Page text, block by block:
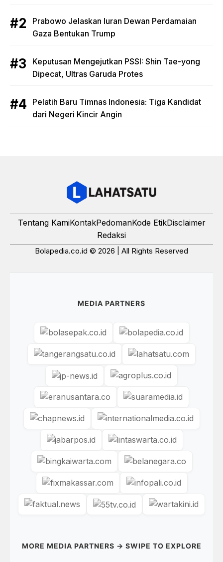
Prabowo Jelaskan Iuran Dewan Perdamaian
Gaza Bentukan Trump
Keputusan Mengejutkan PSSI: Shin Tae-yong
Dipecat, Ultras Garuda Protes
Pelatih Baru Timnas Indonesia: Tiga Kandidat
dari Negeri Kincir Angin
Tentang KamiKontakPedomanKode EtikDisclaimer
Redaksi
Bolapedia.co.id © 2026 | All Rights Reserved
MEDIA PARTNERS
MORE MEDIA PARTNERS → SWIPE TO EXPLORE